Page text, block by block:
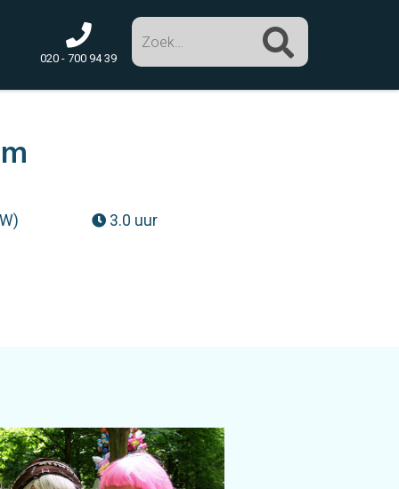
020 - 700 94 39
Zoek
3.0 uur